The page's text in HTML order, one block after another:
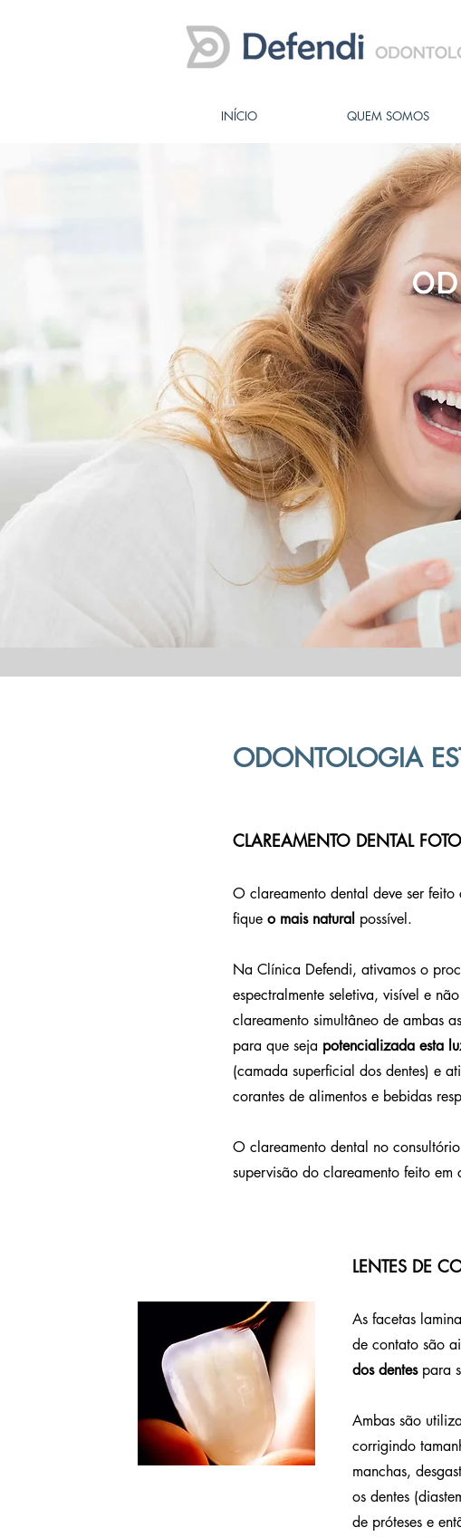
INÍCIO QUEM SOMOS
ODONTOLOGIA
CLAREAMENTO DENTAL
O clareamento dental deve ser
fique o mais natural possível.
Na Clínica Defendi, ativamos o
espectralmente seletiva, visível e
clareamento simultâneo de ambas
para que seja potencializada esta
(camada superficial dos dentes) e
corantes de alimentos e bebidas
O clareamento dental no
supervisão do clareamento feito em
LENTES DE
As facetas
de contato são
dos dentespara
Ambas são
corrigindo
manchas,
os dentes
de próteses e